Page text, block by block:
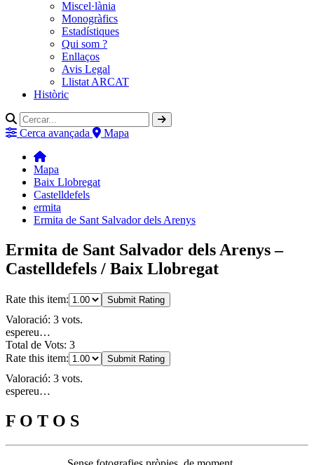
Miscel·lània
Monogràfics
Estadístiques
Qui som ?
Enllaços
Avis Legal
Llistat ARCAT
Històric
Cerca avançada Mapa
Mapa
Baix Llobregat
Castelldefels
ermita
Ermita de Sant Salvador dels Arenys
Ermita de Sant Salvador dels Arenys –
Castelldefels / Baix Llobregat
Rate this item: Submit Rating
Valoració: 3 vots.
espereu…
Total de Vots: 3
Rate this item:
Submit Rating
Valoració: 3 vots.
espereu…
F O T O S